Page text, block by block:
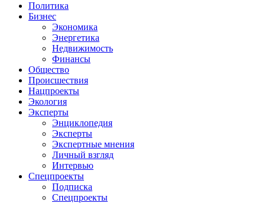
Политика
Бизнес
Экономика
Энергетика
Недвижимость
Финансы
Общество
Происшествия
Нацпроекты
Экология
Эксперты
Энциклопедия
Эксперты
Экспертные мнения
Личный взгляд
Интервью
Спецпроекты
Подписка
Спецпроекты